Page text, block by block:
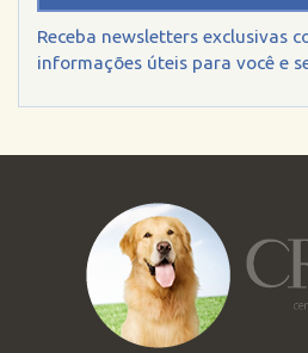
Receba newsletters exclusivas
informações úteis para você e